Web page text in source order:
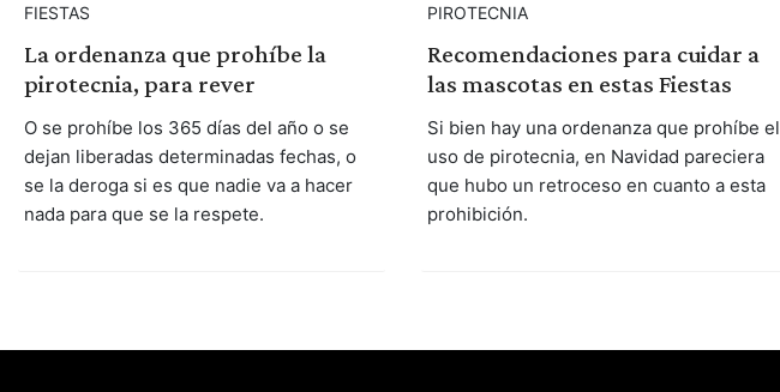
FIESTAS
La ordenanza que prohíbe la
pirotecnia, para rever
O se prohíbe los 365 días del año o se
dejan liberadas determinadas fechas, o
se la deroga si es que nadie va a hacer
nada para que se la respete.
PIROTECNIA
Recomendaciones para cuidar a
las mascotas en estas Fiestas
Si bien hay una ordenanza que prohíbe el
uso de pirotecnia, en Navidad pareciera
que hubo un retroceso en cuanto a esta
prohibición.